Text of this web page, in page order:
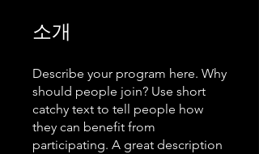
소개
Describe your program here. Why
should people join? Use short
catchy text to tell people how
they can benefit from
participating. A great description